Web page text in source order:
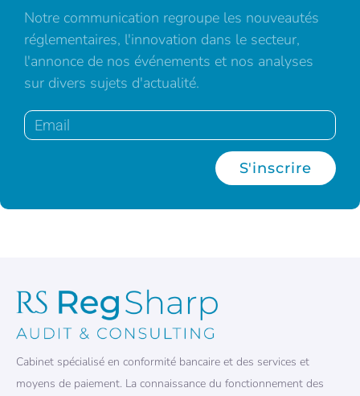
Notre communication regroupe les nouveautés
réglementaires, l'innovation dans le secteur,
l'annonce de nos événements et nos analyses
sur divers sujets d'actualité.
S'inscrire
Cabinet spécialisé en conformité bancaire et des services et
moyens de paiement. La connaissance du fonctionnement des